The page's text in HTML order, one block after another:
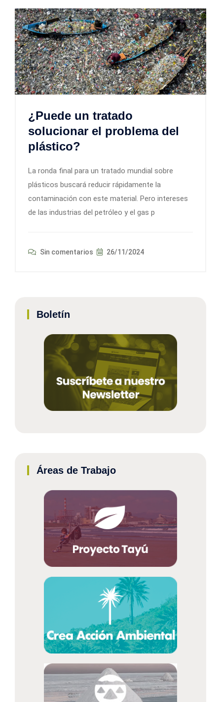
¿Puede un tratado
solucionar el problema del
plástico?
La ronda final para un tratado mundial sobre
plásticos buscará reducir rápidamente la
contaminación con este material. Pero intereses
de las industrias del petróleo y el gas p
Sin comentarios 26/11/2024
Boletín
Áreas de Trabajo